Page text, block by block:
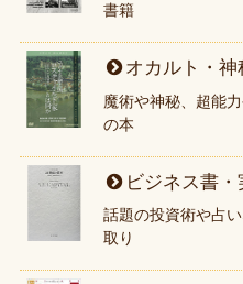
書籍
オカルト・神
魔術や神秘、超能
の本
ビジネス書・
話題の投資術や占
取り